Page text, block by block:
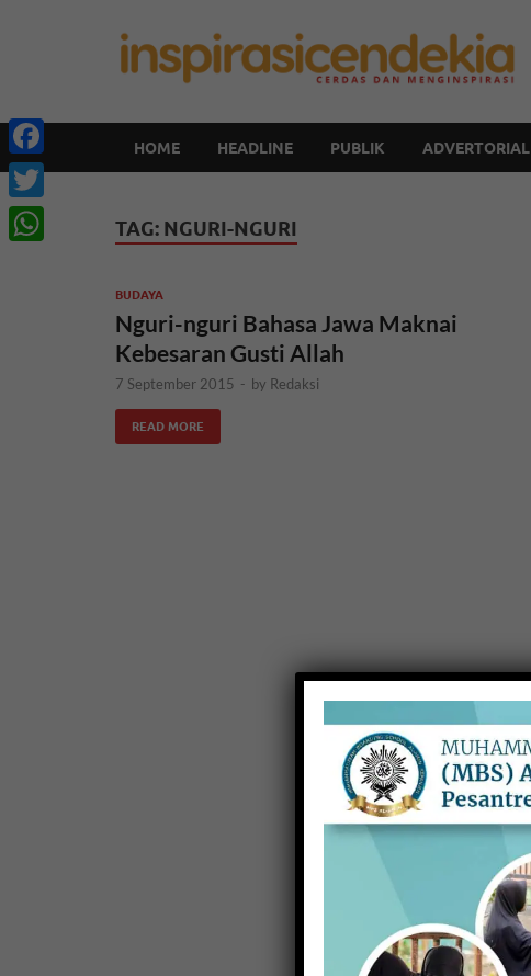
HOME HEADLINE PUBLIK ADVERTORIAL
TAG: NGURI-NGURI
BUDAYA
Nguri-nguri Bahasa Jawa Maknai
Kebesaran Gusti Allah
7 September 2015 - by Redaksi
READ MORE
Facebook
Twitter